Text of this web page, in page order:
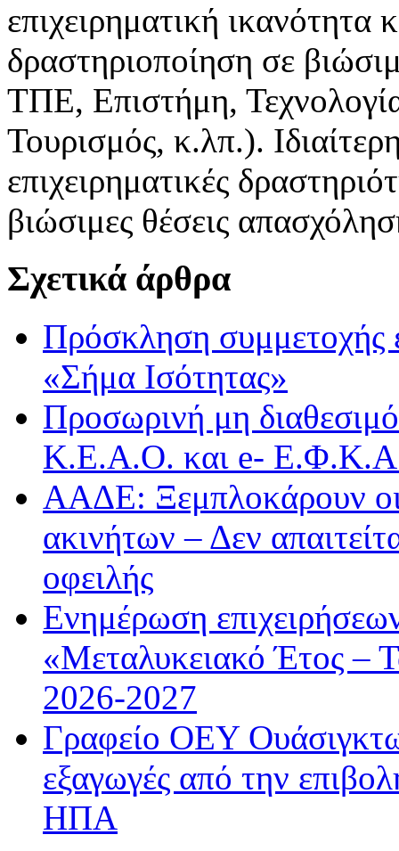
επιχειρηματική ικανότητα
δραστηριοποίηση σε
ΤΠΕ, Επιστήμη,
Τουρισμός, κ.λπ.).
επιχειρηματικές
βιώσιμες θέσεις
Σχετικά άρθρα
Πρόσκληση συμμετοχής
«Σήμα Ισότητας»
Προσωρινή μη
Κ.Ε.Α.Ο. και e- Ε.Φ.Κ.Α.
ΑΑΔΕ: Ξεμπλοκάρουν οι
ακινήτων – Δεν
οφειλής
Ενημέρωση
«Μεταλυκειακό Έτος –
2026-2027
Γραφείο ΟΕΥ
εξαγωγές από την
ΗΠΑ